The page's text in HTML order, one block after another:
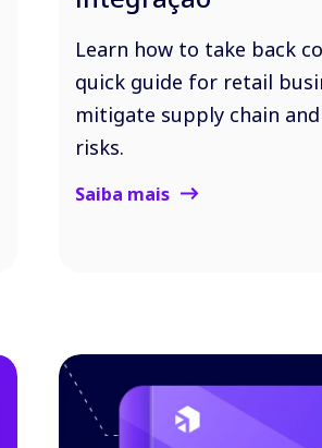
Learn how to take back
quick guide for retail
mitigate supply chain
risks.
Saiba mais